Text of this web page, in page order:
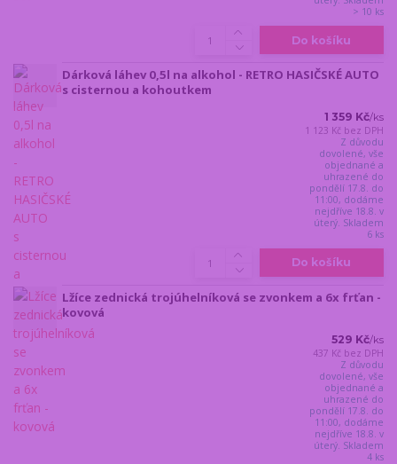
> 10 ks
Do košíku
Dárková láhev 0,5l na alkohol - RETRO HASIČSKÉ AUTO
s cisternou a kohoutkem
1 359 Kč/ks
1 123 Kč bez DPH
Z důvodu
dovolené, vše
objednané a
uhrazené do
pondělí 17.8. do
11:00, dodáme
nejdříve 18.8. v
úterý. Skladem
6 ks
Do košíku
Lžíce zednická trojúhelníková se zvonkem a 6x frťan -
kovová
529 Kč/ks
437 Kč bez DPH
Z důvodu
dovolené, vše
objednané a
uhrazené do
pondělí 17.8. do
11:00, dodáme
nejdříve 18.8. v
úterý. Skladem
4 ks